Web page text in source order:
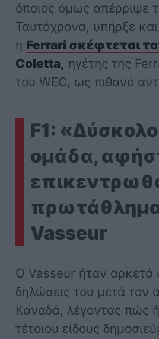
όποιος όμως απέρριψε
Ταυτόχρονα, υπήρξε
η Ferrari σκέφτεται
Coletta, ηγέτης της
του WEC, ως πιθανό
F1: «Δύσκολο
ομάδα,
Vasseur
Ο Vasseur ήταν αρκετά
δηλώσεις του μετά τον
Καναδά, λέγοντας πώς
τέτοιου είδους